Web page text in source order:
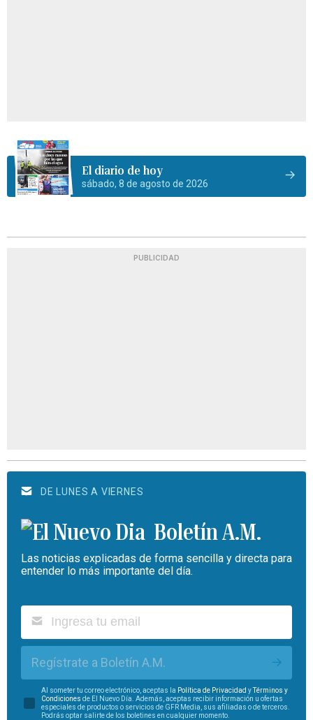
El diario de hoy
sábado, 8 de agosto de 2026
PUBLICIDAD
DE LUNES A VIERNES
Boletín A.M.
Las noticias explicadas de forma sencilla y directa para
entender lo más importante del día.
Regístrate a Boletín A.M.
Al someter tu correo electrónico, aceptas la Política de Privacidad yTérminos y
Condiciones de El Nuevo Día. Además, aceptas recibir información u ofertas
especiales de productos o servicios de GFR Media, sus afiliadas o de terceros.
Podrás optar salirte de los boletines en cualquier momento.